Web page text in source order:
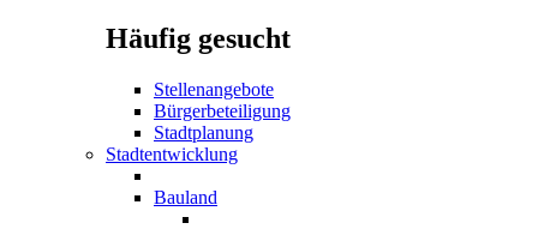
Häufig gesucht
Stellenangebote
Bürgerbeteiligung
Stadtplanung
Stadtentwicklung
Bauland